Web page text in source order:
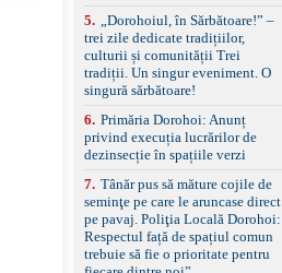
5.
„Dorohoiul, în Sărbătoare!” –
trei zile dedicate tradițiilor,
culturii și comunității Trei
tradiții. Un singur eveniment. O
singură sărbătoare!
6. Primăria Dorohoi: Anunț
privind execuția lucrărilor de
dezinsecție în spațiile verzi
7. Tânăr pus să măture cojile de
seminţe pe care le aruncase direct
pe pavaj. Poliţia Locală Dorohoi:
Respectul față de spațiul comun
trebuie să fie o prioritate pentru